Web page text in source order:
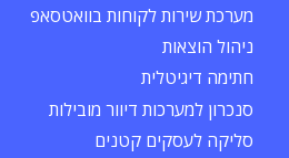
מערכת שירות לקוחות בוואטסאפ
ניהול הוצאות
חתימה דיגיטלית
סנכרון למערכות דיוור מובילות
סליקה לעסקים קטנים